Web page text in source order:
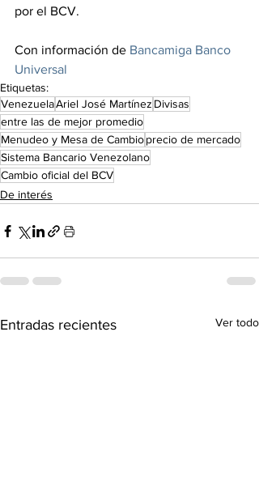
por el BCV.
Con información de Bancamiga Banco
Universal
Etiquetas:
VenezuelaAriel José Martínez Divisas
entre las de mejor promedio
Menudeo y Mesa de Cambioprecio de mercado
Sistema Bancario Venezolano
Cambio oficial del BCV
De interés
Entradas recientes Ver todo